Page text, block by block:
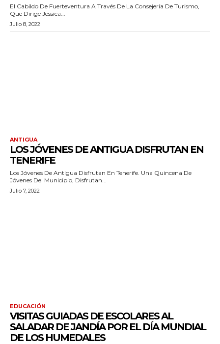
El Cabildo De Fuerteventura A Través De La Consejería De Turismo,
Que Dirige Jessica...
Julio 8, 2022
ANTIGUA
LOS JÓVENES DE ANTIGUA DISFRUTAN EN
TENERIFE
Los Jóvenes De Antigua Disfrutan En Tenerife. Una Quincena De
Jóvenes Del Municipio, Disfrutan...
Julio 7, 2022
EDUCACIÓN
VISITAS GUIADAS DE ESCOLARES AL
SALADAR DE JANDÍA POR EL DÍA MUNDIAL
DE LOS HUMEDALES